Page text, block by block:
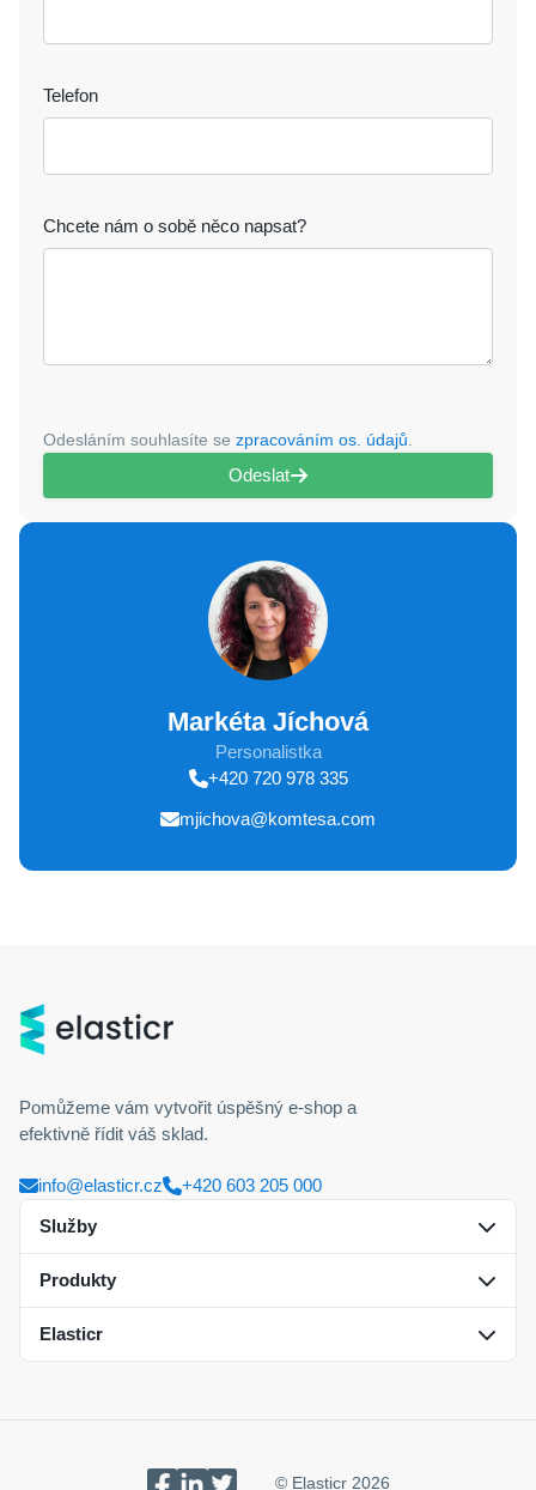
Telefon
Chcete nám o sobě něco napsat?
Odesláním souhlasíte se zpracováním os. údajů
Odeslat
Markéta Jíchová
Personalistka
+420 720 978 335
mjichova@komtesa.com
Služby
Řízení skladů na klíč
Tvorba B2C/B2B e-shopů
Produkty
Elasticr WMS
Elasticr
Pomůžeme vám vytvořit úspěšný e-shop a
efektivně řídit váš sklad.
info@elasticr.cz +420 603 205 000
© Elasticr 2026